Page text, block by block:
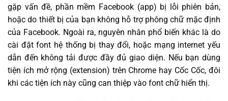
gặp vấn đề, phần mềm Facebook (app) bị lỗi phiên bản,
hoặc do thiết bị của bạn không hỗ trợ phông chữ mặc định
của Facebook. Ngoài ra, nguyên nhân phổ biến khác là do
cài đặt font hệ thống bị thay đổi, hoặc mạng internet yếu
dẫn đến không tải được đầy đủ giao diện. Nếu bạn dùng
tiện ích mở rộng (extension) trên Chrome hay Cốc Cốc, đôi
khi các tiện ích này cũng can thiệp vào font chữ hiển thị.